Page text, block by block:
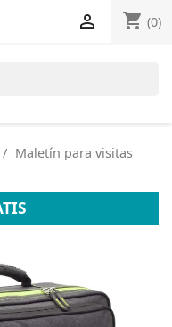
shopping_cart (0)

Maletín para visitas